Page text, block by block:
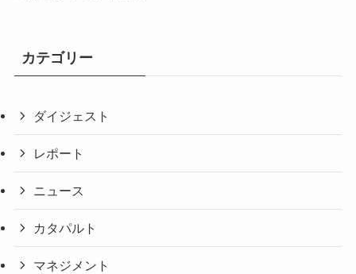
カテゴリー
ダイジェスト
レポート
ニュース
カタパルト
マネジメント